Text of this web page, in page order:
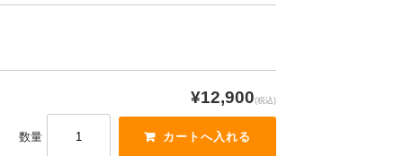
¥12,900(税込)
数量